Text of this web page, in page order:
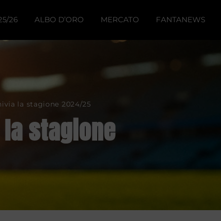
26 ALBO D’ORO MERCATO FANTANEWS
la stagione 2024/25
la stagione